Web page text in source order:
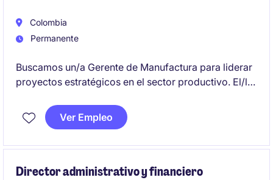
Colombia
Permanente
Buscamos un/a Gerente de Manufactura para liderar
proyectos estratégicos en el sector productivo. El/la
eficiencia operativa y la implementación de mejora
continua. Debe contar con al menos 10 años de
Ver Empleo
Director administrativo y financiero